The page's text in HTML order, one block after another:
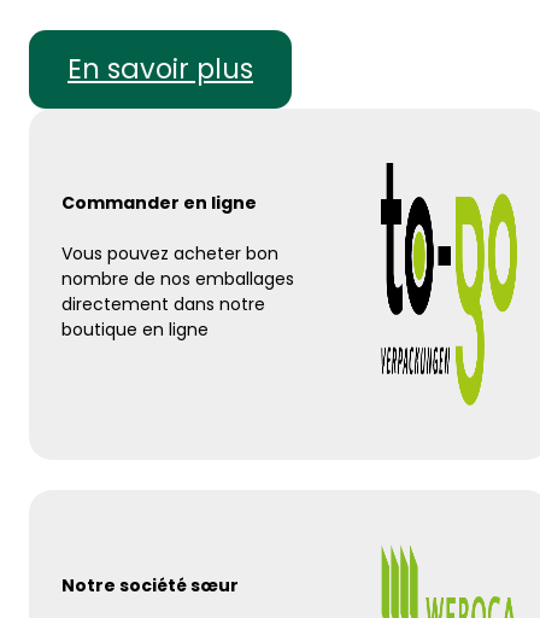
En savoir plus
Commander en ligne
Vous pouvez acheter bon
nombre de nos emballages
directement dans notre
boutique en ligne
Notre société sœur